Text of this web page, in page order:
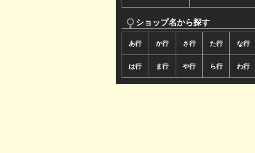
ショップ名から探す
あ行 か行 さ行 た行 な行
は行 ま行 や行 ら行 わ行